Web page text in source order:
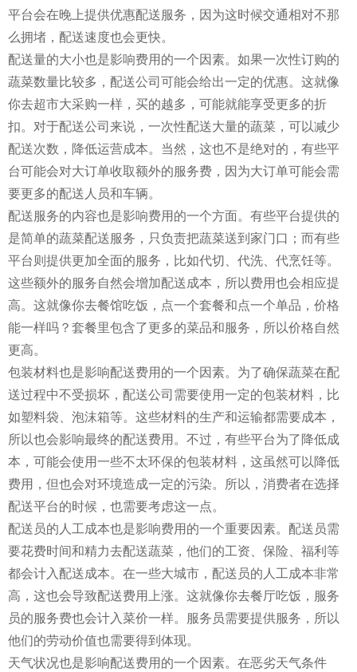
平台会在晚上提供优惠配送服务，因为这时候交通相对不那
么拥堵，配送速度也会更快。
配送量的大小也是影响费用的一个因素。如果一次性订购的
蔬菜数量比较多，配送公司可能会给出一定的优惠。这就像
你去超市大采购一样，买的越多，可能就能享受更多的折
扣。对于配送公司来说，一次性配送大量的蔬菜，可以减少
配送次数，降低运营成本。当然，这也不是绝对的，有些平
台可能会对大订单收取额外的服务费，因为大订单可能会需
要更多的配送人员和车辆。
配送服务的内容也是影响费用的一个方面。有些平台提供的
是简单的蔬菜配送服务，只负责把蔬菜送到家门口；而有些
平台则提供更加全面的服务，比如代切、代洗、代烹饪等。
这些额外的服务自然会增加配送成本，所以费用也会相应提
高。这就像你去餐馆吃饭，点一个套餐和点一个单品，价格
能一样吗？套餐里包含了更多的菜品和服务，所以价格自然
更高。
包装材料也是影响配送费用的一个因素。为了确保蔬菜在配
送过程中不受损坏，配送公司需要使用一定的包装材料，比
如塑料袋、泡沫箱等。这些材料的生产和运输都需要成本，
所以也会影响最终的配送费用。不过，有些平台为了降低成
本，可能会使用一些不太环保的包装材料，这虽然可以降低
费用，但也会对环境造成一定的污染。所以，消费者在选择
配送平台的时候，也需要考虑这一点。
配送员的人工成本也是影响费用的一个重要因素。配送员需
要花费时间和精力去配送蔬菜，他们的工资、保险、福利等
都会计入配送成本。在一些大城市，配送员的人工成本非常
高，这也会导致配送费用上涨。这就像你去餐厅吃饭，服务
员的服务费也会计入菜价一样。服务员需要提供服务，所以
他们的劳动价值也需要得到体现。
天气状况也是影响配送费用的一个因素。在恶劣天气条件